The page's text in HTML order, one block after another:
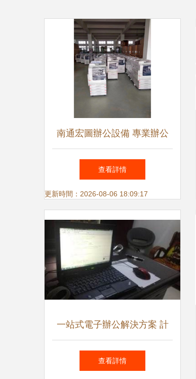
南通宏圖辦公設備 專業辦公
解決方案提供商
查看詳情
更新時間：2026-08-06 18:09:17
一站式電子辦公解決方案 計
算機、手機與辦公設備選購指
查看詳情